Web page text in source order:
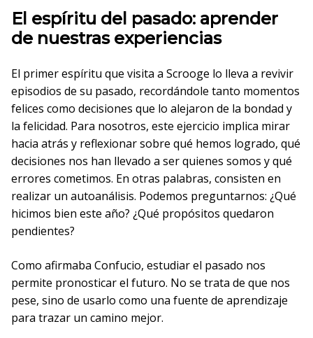
El espíritu del pasado: aprender
de nuestras experiencias
El primer espíritu que visita a Scrooge lo lleva a revivir
episodios de su pasado, recordándole tanto momentos
felices como decisiones que lo alejaron de la bondad y
la felicidad. Para nosotros, este ejercicio implica mirar
hacia atrás y reflexionar sobre qué hemos logrado, qué
decisiones nos han llevado a ser quienes somos y qué
errores cometimos. En otras palabras, consisten en
realizar un autoanálisis. Podemos preguntarnos: ¿Qué
hicimos bien este año? ¿Qué propósitos quedaron
pendientes?
Como afirmaba Confucio, estudiar el pasado nos
permite pronosticar el futuro. No se trata de que nos
pese, sino de usarlo como una fuente de aprendizaje
para trazar un camino mejor.